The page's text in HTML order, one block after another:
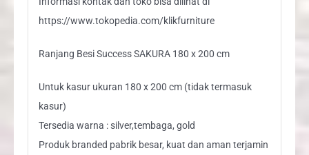
https://www.tokopedia.com/klikfurniture
Ranjang Besi Success SAKURA 180 x 200 cm
Untuk kasur ukuran 180 x 200 cm (tidak termasuk
kasur)
Tersedia warna : silver,tembaga, gold
Produk branded pabrik besar, kuat dan aman terjamin